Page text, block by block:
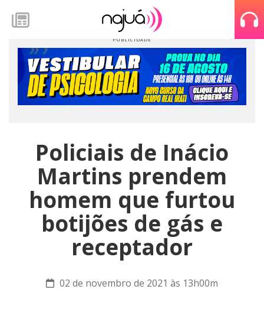
Policiais de Inácio
Martins prendem
homem que furtou
botijões de gás e
receptador
02 de novembro de 2021 às 13h00m